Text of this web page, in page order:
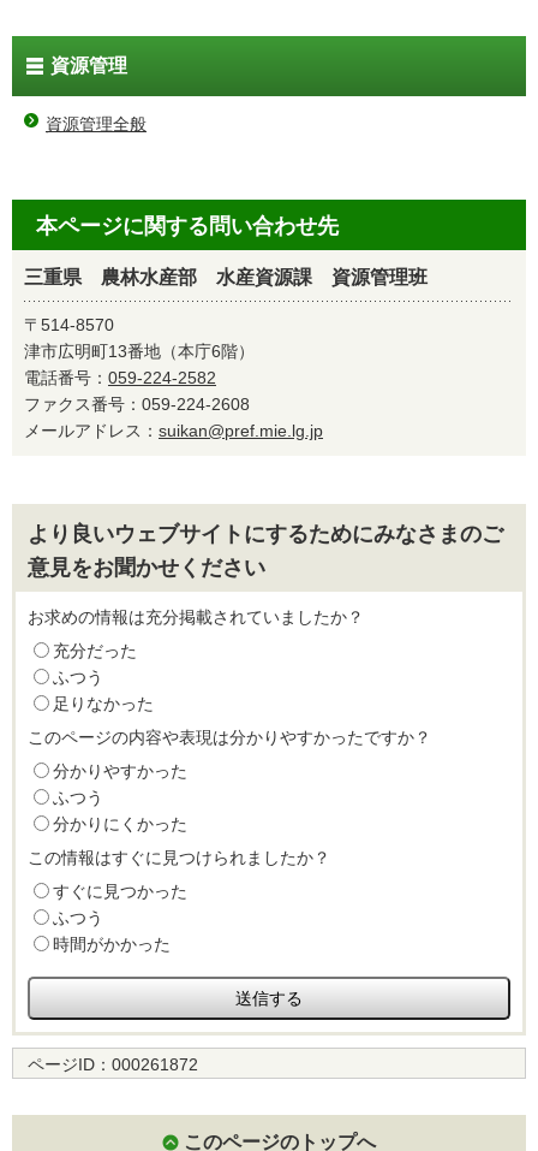
資源管理
資源管理全般
本ページに関する問い合わせ先
三重県 農林水産部 水産資源課 資源管理班
〒514-8570
津市広明町13番地（本庁6階）
電話番号： 059-224-2582
ファクス番号：059-224-2608
メールアドレス： suikan@pref.mie.lg.jp
より良いウェブサイトにするためにみなさまのご
意見をお聞かせください
お求めの情報は充分掲載されていましたか？
充分だった
ふつう
足りなかった
このページの内容や表現は分かりやすかったですか？
分かりやすかった
ふつう
分かりにくかった
この情報はすぐに見つけられましたか？
すぐに見つかった
ふつう
時間がかかった
ページID： 000261872
このページのトップへ